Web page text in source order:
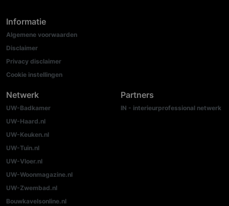
Informatie
Algemene voorwaarden
Disclaimer
Privacy disclaimer
Cookie instellingen
Netwerk
UW-Badkamer
UW-Haard.nl
UW-Keuken.nl
UW-Tuin.nl
UW-Vloer.nl
UW-Woonmagazine.nl
UW-Zwembad.nl
Bouwkavelsonline.nl
Partners
IN - interieurprofessional netwerk